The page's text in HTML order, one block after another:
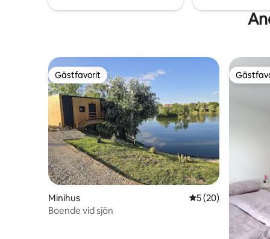
Gästfavorit
Gästfavorit
Minihus 5 av 5 i
5 (20)
Boende vid sjön